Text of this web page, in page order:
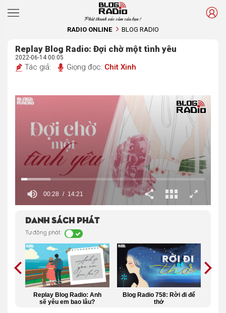
Phát thanh xúc cảm của bạn !
RADIO ONLINE BLOG RADIO
Replay Blog Radio: Đợi chờ một tình yêu
2022-06-14 00:05
Tác giả: Giọng đọc: Chit Xinh
00:29 14:21
Danh sách phát
Tự động phát
Blog Radio: Anh
em bao lâu?
Blog Radio 758: Rời đi để
Cảm ơn anh đã dạy
biết thế nào là mạnh